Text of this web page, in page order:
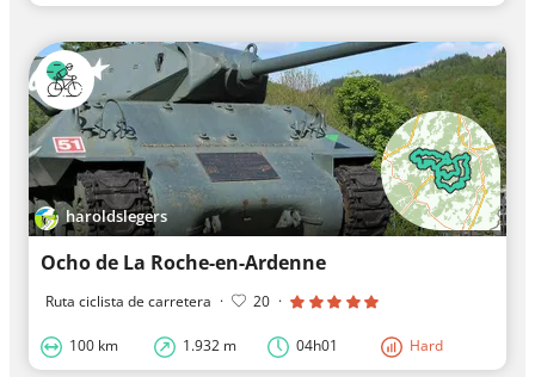
haroldslegers
Ocho de La Roche-en-Ardenne
Ruta ciclista de carretera · 20 ·
100 km 1.932 m 04h01 Hard